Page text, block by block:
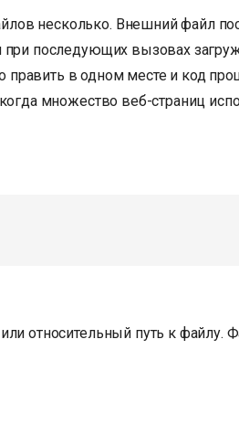
несколько. Внешний файл
последующих вызовах
в одном месте и код
множество веб-страниц
относительный путь к файлу.